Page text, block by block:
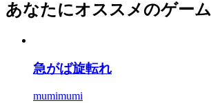
あなたにオススメのゲーム
急がば旋転れ
mumimumi